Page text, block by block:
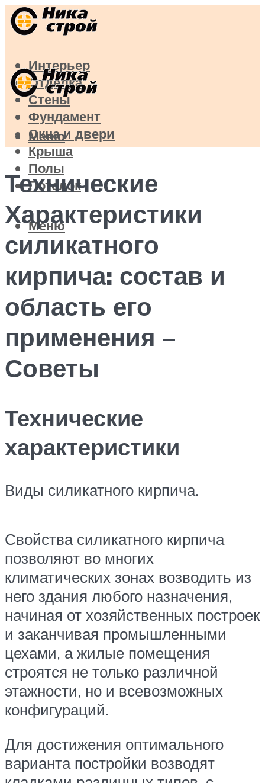
Интерьер
Отделка
Стены
Фундамент
Окна и двери
Крыша
Полы
Потолок
Меню
Меню
Технические
Характеристики
силикатного
кирпича: состав и
область его
применения –
Советы
Технические
характеристики
Виды силикатного кирпича.
Свойства силикатного кирпича
позволяют во многих
климатических зонах возводить из
него здания любого назначения,
начиная от хозяйственных построек
и заканчивая промышленными
цехами, а жилые помещения
строятся не только различной
этажности, но и всевозможных
конфигураций.
Для достижения оптимального
варианта постройки возводят